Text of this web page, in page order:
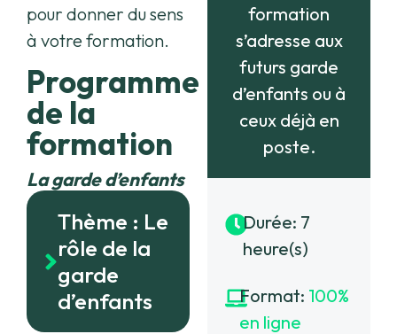
pour donner du sens
à votre formation.
Programme
de la
formation
La garde d’enfants
Thème : Le
rôle de la
garde
d’enfants
formation
s’adresse aux
futurs garde
d’enfants ou à
ceux déjà en
poste.
Durée: 7
heure(s)
Format: 100%
en ligne